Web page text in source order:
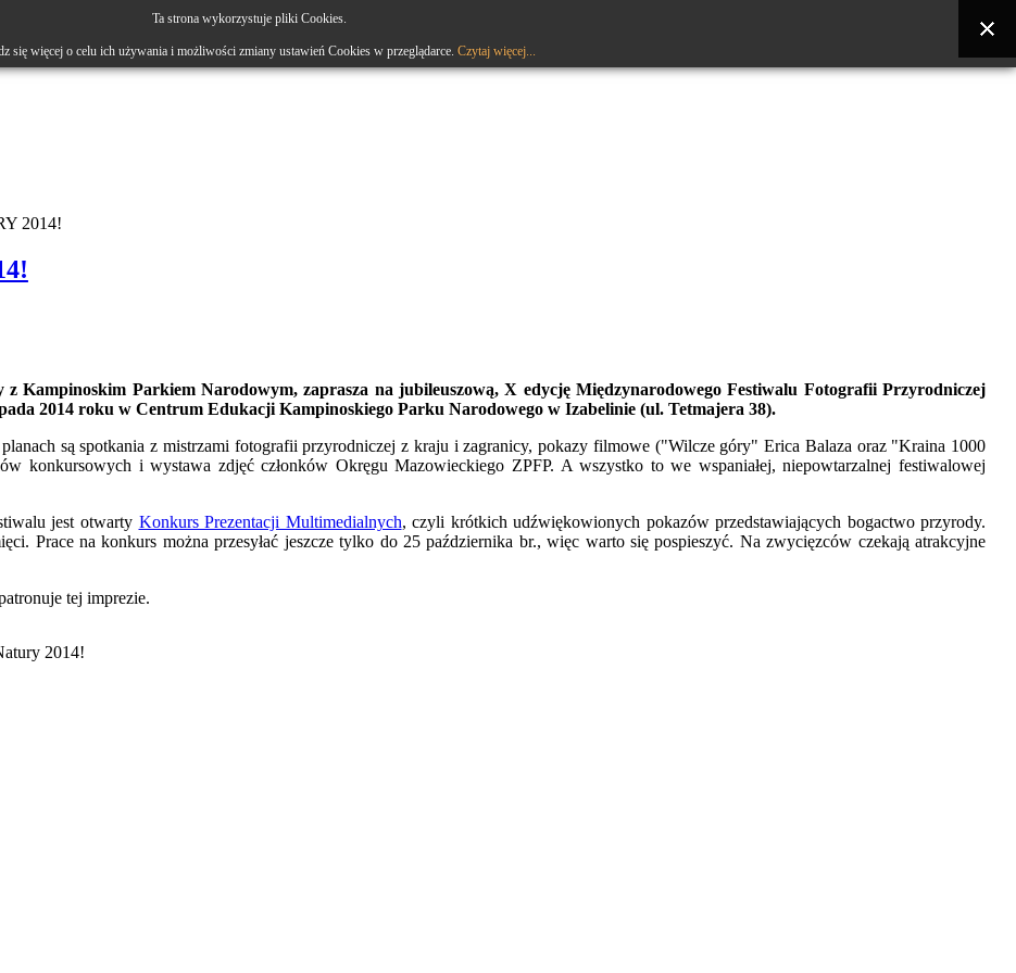
2014!
Kampinoskim Parkiem Narodowym, zaprasza na jubileuszową, X edycję Międzynarodowego Festiwalu Fotografii Przyrodniczej
2014 roku w Centrum Edukacji Kampinoskiego Parku Narodowego w Izabelinie (ul. Tetmajera 38).
są spotkania z mistrzami fotografii przyrodniczej z kraju i zagranicy, pokazy filmowe ("Wilcze góry" Erica Balaza oraz "Kraina 1000
konkursowych i wystawa zdjęć członków Okręgu Mazowieckiego ZPFP. A wszystko to we wspaniałej, niepowtarzalnej festiwalowej
jest otwarty Konkurs Prezentacji Multimedialnych, czyli krótkich udźwiękowionych pokazów przedstawiających bogactwo przyrody.
Prace na konkurs można przesyłać jeszcze tylko do 25 października br., więc warto się pospieszyć. Na zwycięzców czekają atrakcyjne
tej imprezie.
2014!
Ta strona wykorzystuje pliki Cookies.
się więcej o celu ich używania i możliwości zmiany ustawień Cookies w przeglądarce. Czytaj więcej...